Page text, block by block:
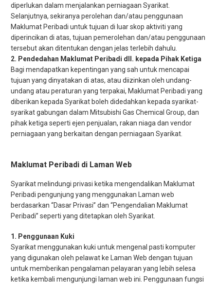
diperlukan dalam menjalankan perniagaan Syarikat.
Selanjutnya, sekiranya perolehan dan/atau penggunaan
Maklumat Peribadi untuk tujuan di luar skop aktiviti yang
diperincikan di atas, tujuan pemerolehan dan/atau penggunaan
tersebut akan ditentukan dengan jelas terlebih dahulu.
Pendedahan Maklumat Peribadi dll. kepada Pihak Ketiga
Bagi mendapatkan kepentingan yang sah untuk mencapai
tujuan yang dinyatakan di atas, atau diizinkan oleh undang-
undang atau peraturan yang terpakai, Maklumat Peribadi yang
diberikan kepada Syarikat boleh didedahkan kepada syarikat-
syarikat gabungan dalam Mitsubishi Gas Chemical Group, dan
pihak ketiga seperti ejen penjualan, rakan niaga dan vendor
perniagaan yang berkaitan dengan perniagaan Syarikat.
Maklumat Peribadi di Laman Web
Syarikat melindungi privasi ketika mengendalikan Maklumat
Peribadi pengunjung yang menggunakan Laman web
berdasarkan “Dasar Privasi” dan “Pengendalian Maklumat
Peribadi” seperti yang ditetapkan oleh Syarikat.
Penggunaan Kuki
Syarikat menggunakan kuki untuk mengenal pasti komputer
yang digunakan oleh pelawat ke Laman Web dengan tujuan
untuk memberikan pengalaman pelayaran yang lebih selesa
ketika kembali mengunjungi laman web ini. Penggunaan fungsi